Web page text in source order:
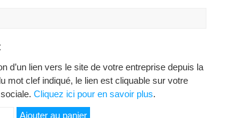
d’un lien vers le site de votre entreprise depuis la
mot clef indiqué, le lien est cliquable sur votre
Cliquez ici pour en savoir plus.
Ajouter au panier